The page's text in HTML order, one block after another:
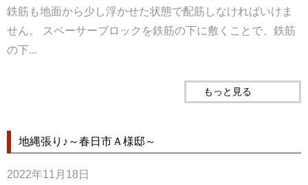
鉄筋も地面から少し浮かせた状態で配筋しなければいけま
せん。 スペーサーブロックを鉄筋の下に敷くことで、鉄筋
の下...
もっと見る
地縄張り♪～春日市Ａ様邸～
2022年11月18日